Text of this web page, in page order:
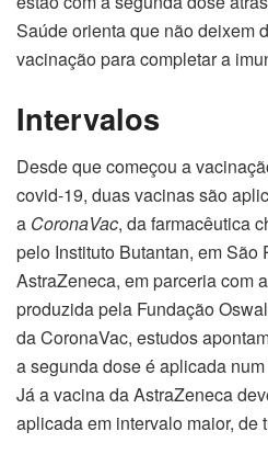
Saúde orienta que não deixem
vacinação para completar a
Intervalos
Desde que começou a
covid-19, duas vacinas são
a CoronaVac, da farmacêutica
pelo Instituto Butantan, em São
AstraZeneca, em parceria com
produzida pela Fundação
da CoronaVac, estudos
a segunda dose é aplicada
Já a vacina da AstraZeneca
aplicada em intervalo maior, de